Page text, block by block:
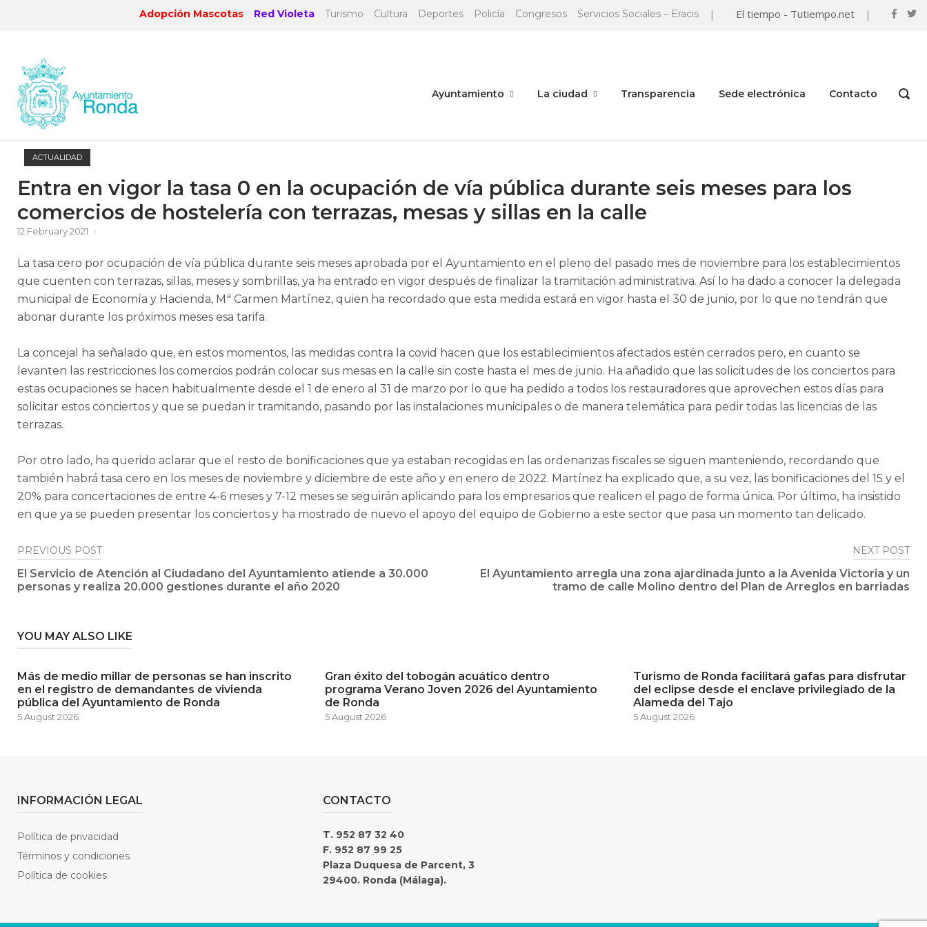
Adopción Mascotas Red Violeta Turismo Cultura Deportes Policía Congresos Servicios Sociales – Eracis | El tiempo - Tutiempo.net |
Ayuntamiento La ciudad Transparencia Sede electrónica Contacto
OPEN
ACTUALIDAD
Entra en vigor la tasa 0 en la ocupación de vía pública durante seis meses para los
comercios de hostelería con terrazas, mesas y sillas en la calle
12 February 2021
La tasa cero por ocupación de vía pública durante seis meses aprobada por el Ayuntamiento en el pleno del pasado mes de noviembre para los establecimientos
que cuenten con terrazas, sillas, meses y sombrillas, ya ha entrado en vigor después de finalizar la tramitación administrativa. Así lo ha dado a conocer la delegada
municipal de Economía y Hacienda, Mª Carmen Martínez, quien ha recordado que esta medida estará en vigor hasta el 30 de junio, por lo que no tendrán que
abonar durante los próximos meses esa tarifa.
La concejal ha señalado que, en estos momentos, las medidas contra la covid hacen que los establecimientos afectados estén cerrados pero, en cuanto se
levanten las restricciones los comercios podrán colocar sus mesas en la calle sin coste hasta el mes de junio. Ha añadido que las solicitudes de los conciertos para
estas ocupaciones se hacen habitualmente desde el 1 de enero al 31 de marzo por lo que ha pedido a todos los restauradores que aprovechen estos días para
solicitar estos conciertos y que se puedan ir tramitando, pasando por las instalaciones municipales o de manera telemática para pedir todas las licencias de las
terrazas.
Por otro lado, ha querido aclarar que el resto de bonificaciones que ya estaban recogidas en las ordenanzas fiscales se siguen manteniendo, recordando que
también habrá tasa cero en los meses de noviembre y diciembre de este año y en enero de 2022. Martínez ha explicado que, a su vez, las bonificaciones del 15 y el
20% para concertaciones de entre 4-6 meses y 7-12 meses se seguirán aplicando para los empresarios que realicen el pago de forma única. Por último, ha insistido
en que ya se pueden presentar los conciertos y ha mostrado de nuevo el apoyo del equipo de Gobierno a este sector que pasa un momento tan delicado.
Post
navigation
PREVIOUS POST
El Servicio de Atención al Ciudadano del Ayuntamiento atiende a 30.000
personas y realiza 20.000 gestiones durante el año 2020
NEXT POST
El Ayuntamiento arregla una zona ajardinada junto a la Avenida Victoria y un
tramo de calle Molino dentro del Plan de Arreglos en barriadas
YOU MAY ALSO LIKE
Más de medio millar de personas se han inscrito
en el registro de demandantes de vivienda
pública del Ayuntamiento de Ronda
5 August 2026
Gran éxito del tobogán acuático dentro
programa Verano Joven 2026 del Ayuntamiento
de Ronda
5 August 2026
Turismo de Ronda facilitará gafas para disfrutar
del eclipse desde el enclave privilegiado de la
Alameda del Tajo
5 August 2026
INFORMACIÓN LEGAL
Política de privacidad
Términos y condiciones
Política de cookies
CONTACTO
T. 952 87 32 40
F. 952 87 99 25
Plaza Duquesa de Parcent, 3
29400. Ronda (Málaga).